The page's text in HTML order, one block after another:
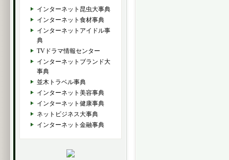
インターネット昆虫大事典
インターネット食材事典
インターネットアイドル事
典
TVドラマ情報センター
インターネットブランド大
事典
並木トラベル事典
インターネット美容事典
インターネット健康事典
ネットビジネス大事典
インターネット金融事典